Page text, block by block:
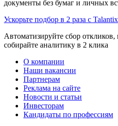
документы без бумаг и личных
Ускорьте подбор в 2 раза с Talantix
Автоматизируйте сбор откликов,
собирайте аналитику в 2 клика
О компании
Наши вакансии
Партнерам
Реклама на сайте
Новости и статьи
Инвесторам
Кандидаты по профессиям